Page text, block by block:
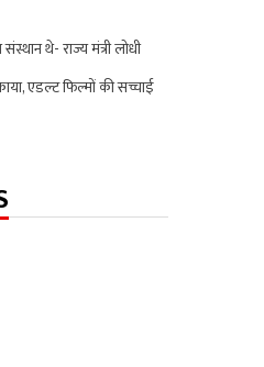
थे- राज्य मंत्री लोधी
एडल्ट फिल्मों की सच्चाई